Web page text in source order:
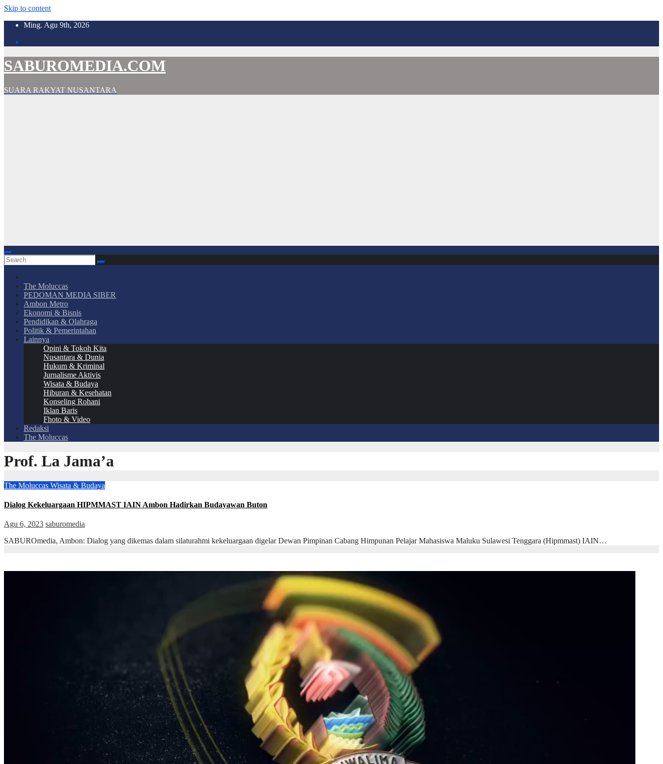
Skip to content
Ming. Agu 9th, 2026
SABUROMEDIA.COM
SUARA RAKYAT NUSANTARA
The Moluccas
PEDOMAN MEDIA SIBER
Ambon Metro
Ekonomi & Bisnis
Pendidikan & Olahraga
Politik & Pemerintahan
Lainnya
Opini & Tokoh Kita
Nusantara & Dunia
Hukum & Kriminal
Jurnalisme Aktivis
Wisata & Budaya
Hiburan & Kesehatan
Konseling Rohani
Iklan Baris
Fhoto & Video
Redaksi
The Moluccas
Prof. La Jama’a
The Moluccas Wisata & Budaya
Dialog Kekeluargaan HIPMMAST IAIN Ambon Hadirkan Budayawan Buton
Agu 6, 2023 saburomedia
SABUROmedia, Ambon: Dialog yang dikemas dalam silaturahmi kekeluargaan digelar Dewan Pimpinan Cabang Himpunan Pelajar Mahasiswa Maluku Sulawesi Tenggara (Hipmmast) IAIN…